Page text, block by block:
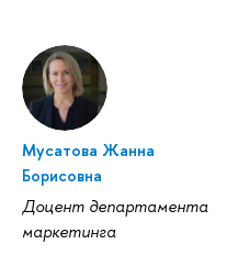
Мусатова Жанна
Борисовна
Доцент департамента
маркетинга